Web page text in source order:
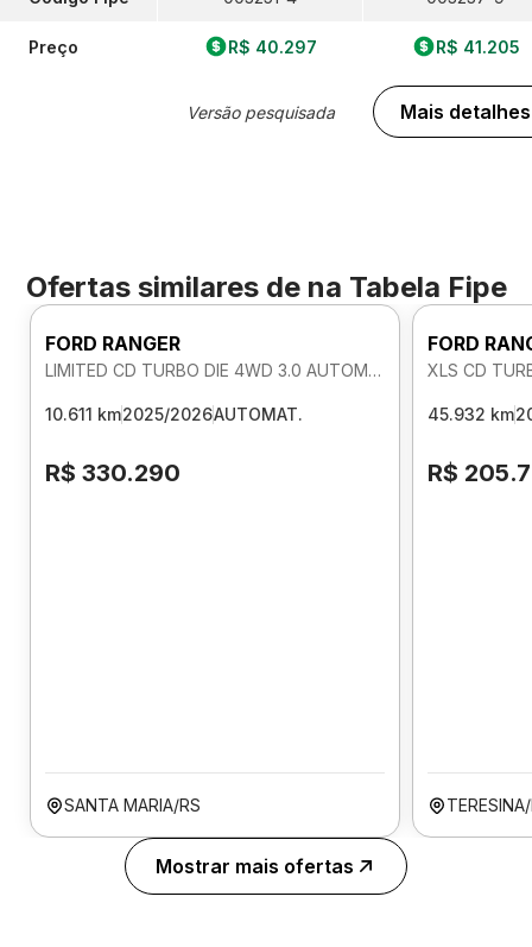
Preço R$ 40.297
Versão pesquisada
R$ 41.205
Mais detalhes
Ofertas similares de na Tabela Fipe
FORD RANGER
LIMITED CD TURBO DIE 4WD 3.0 AUTOMATICO
10.611 km2025/2026AUTOMAT.
R$ 330.290
SANTA MARIA/RS
FORD
XLS CD
45.932 km
R$
Mostrar mais ofertas